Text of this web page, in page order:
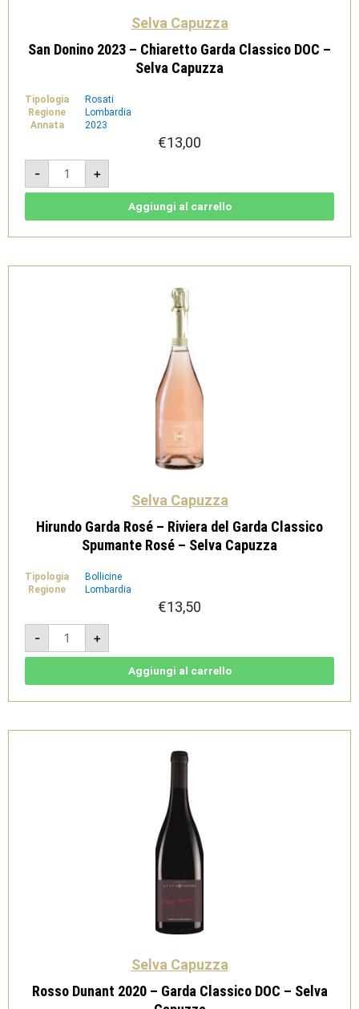
Selva Capuzza
San Donino 2023 – Chiaretto Garda Classico DOC –
Selva Capuzza
Tipologia
Rosati
Regione
Lombardia
Annata
2023
€13,00
-
San
Donino
2023
-
DOC
Capuzza
+
Aggiungi al carrello
Selva Capuzza
Hirundo Garda Rosé – Riviera del Garda Classico
Spumante Rosé – Selva Capuzza
Tipologia
Bollicine
Regione
Lombardia
€13,50
-
Hirundo
Garda
Rosé
-
Classico
-
+
Aggiungi al carrello
Selva Capuzza
Rosso Dunant 2020 – Garda Classico DOC – Selva